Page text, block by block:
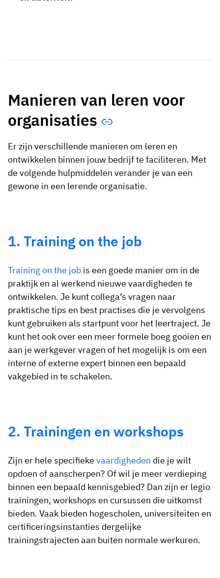
Manieren van leren voor
organisaties
Er zijn verschillende manieren om leren en
ontwikkelen binnen jouw bedrijf te faciliteren. Met
de volgende hulpmiddelen verander je van een
gewone in een lerende organisatie.
1. Training on the job
Training on the job is een goede manier om in de
praktijk en al werkend nieuwe vaardigheden te
ontwikkelen. Je kunt collega’s vragen naar
praktische tips en best practises die je vervolgens
kunt gebruiken als startpunt voor het leertraject. Je
kunt het ook over een meer formele boeg gooien en
aan je werkgever vragen of het mogelijk is om een
interne of externe expert binnen een bepaald
vakgebied in te schakelen.
2. Trainingen en workshops
Zijn er hele specifieke vaardigheden die je wilt
opdoen of aanscherpen? Of wil je meer verdieping
binnen een bepaald kennisgebied? Dan zijn er legio
trainingen, workshops en cursussen die uitkomst
bieden. Vaak bieden hogescholen, universiteiten en
certificeringsinstanties dergelijke
trainingstrajecten aan buiten normale werkuren.